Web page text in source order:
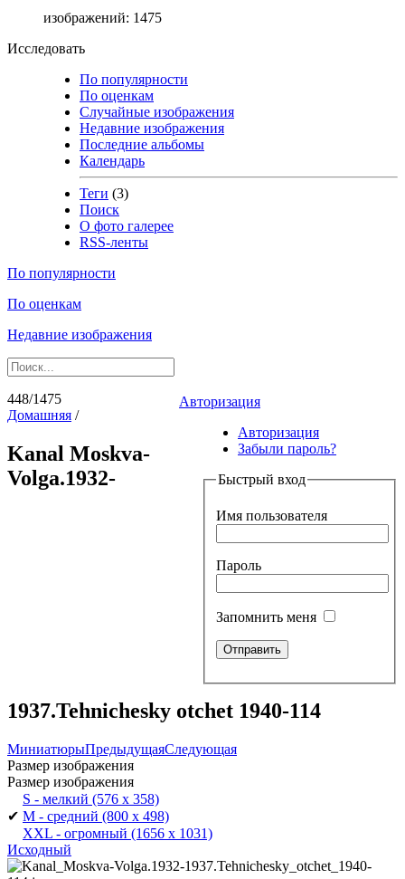
изображений: 1475
Исследовать
По популярности
По оценкам
Случайные изображения
Недавние изображения
Последние альбомы
Календарь
Теги (3)
Поиск
О фото галерее
RSS-ленты
По популярности
По оценкам
Недавние изображения
Авторизация
Авторизация
Забыли пароль?
Быстрый вход
Имя пользователя
Пароль
Запомнить меня
448/1475
Домашняя /
Kanal Moskva-
Volga.1932-
1937.Tehnichesky otchet 1940-114
МиниатюрыПредыдущаяСледующая
Размер изображения
Размер изображения
S - мелкий (576 x 358)
✔ M - средний (800 x 498)
XXL - огромный (1656 x 1031)
Исходный